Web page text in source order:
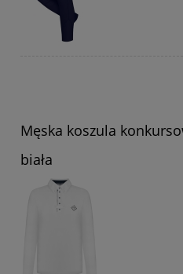
Męska koszula
biała